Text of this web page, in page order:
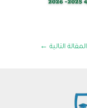
المقالة التالية ←